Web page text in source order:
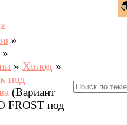
»
»
» Холод »
под
(Вариант
FROST под